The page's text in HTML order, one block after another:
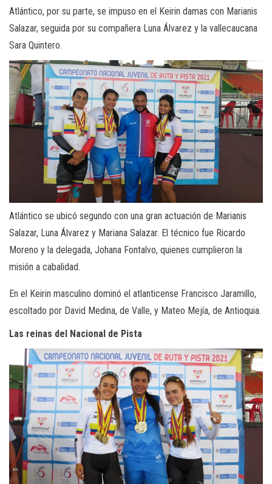
Atlántico, por su parte, se impuso en el Keirin damas con Marianis
Salazar, seguida por su compañera Luna Álvarez y la vallecaucana
Sara Quintero.
Atlántico se ubicó segundo con una gran actuación de Marianis
Salazar, Luna Álvarez y Mariana Salazar. El técnico fue Ricardo
Moreno y la delegada, Johana Fontalvo, quienes cumplieron la
misión a cabalidad.
En el Keirin masculino dominó el atlanticense Francisco Jaramillo,
escoltado por David Medina, de Valle, y Mateo Mejía, de Antioquia.
Las reinas del Nacional de Pista